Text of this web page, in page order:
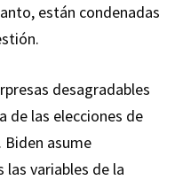
están condenadas
desagradables
de las elecciones de
asume
variables de la